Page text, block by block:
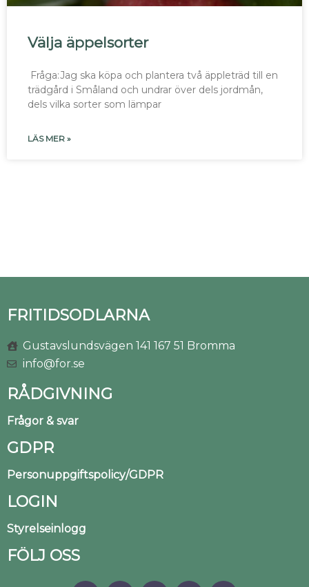
Välja äppelsorter
Fråga:Jag ska köpa och plantera två äppleträd till en
trädgård i Småland och undrar över dels jordmån,
dels vilka sorter som lämpar
LÄS MER »
FRITIDSODLARNA
Gustavslundsvägen 141 167 51 Bromma
info@for.se
RÅDGIVNING
Frågor & svar
GDPR
Personuppgiftspolicy/GDPR
LOGIN
Styrelseinlogg
FÖLJ OSS